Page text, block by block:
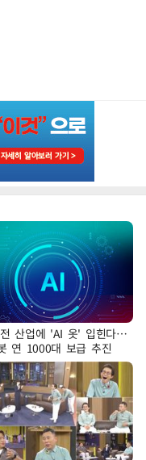
산업에 'AI 옷' 입힌다…
연 1000대 보급 추진